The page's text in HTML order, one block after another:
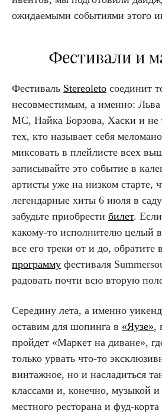
ожидаемыми событиями этого
Фестивали и
Фестиваль Stereoleto соединит
несовместимым, а именно:
MC, Найка Борзова, Хаски и не
тех, кто называет себя
миксовать в плейлисте всех
записывайте это событие в
артисты уже на низком старте,
легендарные хиты 6 июля в
забудьте приобрести билет. Если
какому-то исполнителю целый
все его треки от и до, обратите
программу фестиваля
радовать почти всю вторую
Середину лета, а именно
оставим для шопинга в «Яузе»,
пройдет «Маркет на диване»,
только урвать что-то
винтажное, но и насладиться
классами и, конечно, музыкой
местного ресторана и фуд-